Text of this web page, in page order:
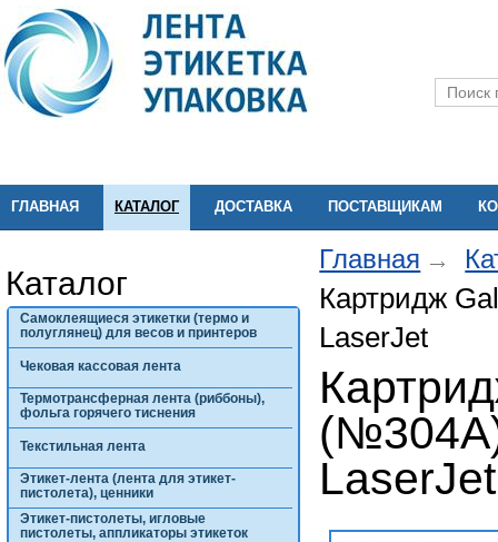
ГЛАВНАЯ КАТАЛОГ ДОСТАВКА ПОСТАВЩИКАМ
Каталог
Самоклеящиеся этикетки (термо и
полуглянец) для весов и принтеров
Чековая кассовая лента
Термотрансферная лента (риббоны),
фольга горячего тиснения
Текстильная лента
Этикет-лента (лента для этикет-
пистолета), ценники
Этикет-пистолеты, игловые
пистолеты, аппликаторы этикеток
Главная
Картридж
LaserJet
LaserJet